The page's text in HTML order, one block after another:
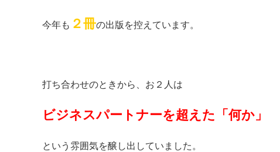
今年も ２冊の出版を控えています。
打ち合わせのときから、お２人は
ビジネスパートナーを超えた「何か」
という雰囲気を醸し出していました。